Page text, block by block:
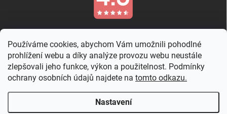
Používáme cookies, abychom Vám umožnili pohodlné
prohlížení webu a díky analýze provozu webu neustále
zlepšovali jeho funkce, výkon a použitelnost. Podmínky
ochrany osobních údajů najdete na tomto odkazu.
Nastavení